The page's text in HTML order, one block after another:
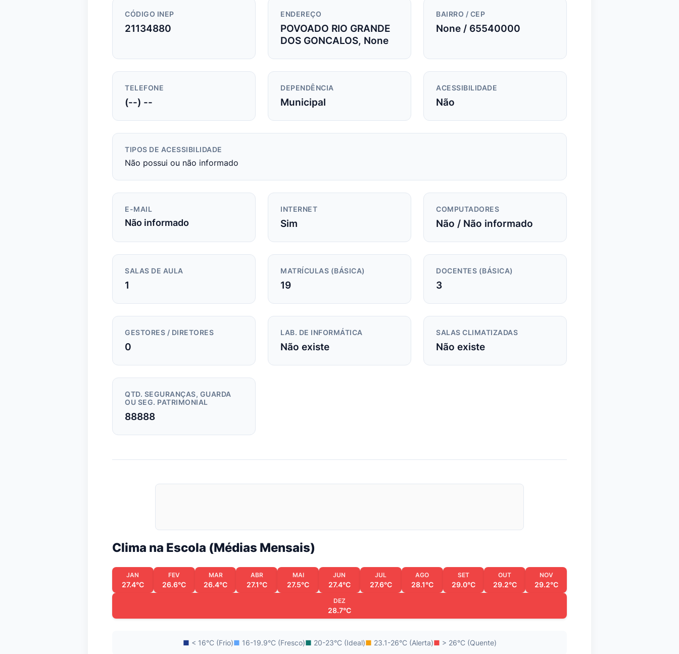
CÓDIGO INEP
21134880
ENDEREÇO
POVOADO RIO GRANDE
DOS GONCALOS, None
BAIRRO / CEP
None / 65540000
TELEFONE
(--) --
DEPENDÊNCIA
Municipal
ACESSIBILIDADE
Não
TIPOS DE ACESSIBILIDADE
Não possui ou não informado
E-MAIL
Não informado
INTERNET
Sim
COMPUTADORES
Não / Não informado
SALAS DE AULA
1
MATRÍCULAS (BÁSICA)
19
DOCENTES (BÁSICA)
3
GESTORES / DIRETORES
0
LAB. DE INFORMÁTICA
Não existe
SALAS CLIMATIZADAS
Não existe
QTD. SEGURANÇAS, GUARDA
OU SEG. PATRIMONIAL
88888
Clima na Escola (Médias Mensais)
JAN
27.4°C
FEV
26.6°C
MAR
26.4°C
ABR
27.1°C
MAI
27.5°C
JUN
27.4°C
JUL
27.6°C
AGO
28.1°C
SET
29.0°C
OUT
29.2°C
NOV
29.2°C
DEZ
28.7°C
■ < 16°C (Frio)■ 16-19.9°C (Fresco)■ 20-23°C (Ideal)■ 23.1-26°C (Alerta)■ > 26°C (Quente)